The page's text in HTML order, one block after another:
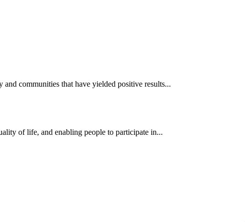
communities that have yielded positive results...
of life, and enabling people to participate in...